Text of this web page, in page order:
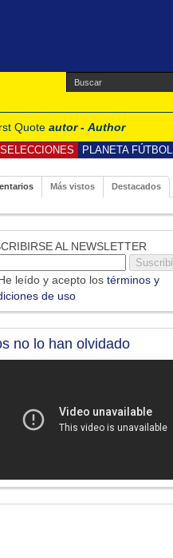
Quote autor - Author
SELECCIONES PLANETA FÚTBOL
Más vistos Destacados
AL NEWSLETTER
leído y acepto los términos y
de uso
no lo han olvidado